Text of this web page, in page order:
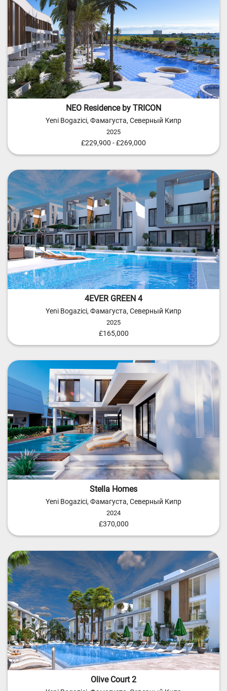
NEO Residence by TRICON
Yeni Bogazici, Фамагуста, Северный Кипр
2025
£229,900 - £269,000
4EVER GREEN 4
Yeni Bogazici, Фамагуста, Северный Кипр
2025
£165,000
Stella Homes
Yeni Bogazici, Фамагуста, Северный Кипр
2024
£370,000
Olive Court 2